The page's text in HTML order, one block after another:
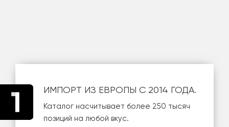
ИМПОРТ ИЗ ЕВРОПЫ С 2014 ГОДА.
Каталог насчитывает более 250 тысяч
позиций на любой вкус.